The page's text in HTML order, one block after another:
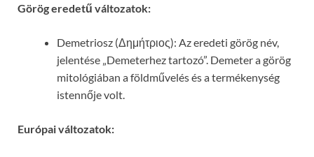
Görög eredetű változatok:
Demetriosz (Δημήτριος): Az eredeti görög név,
jelentése „Demeterhez tartozó”. Demeter a görög
mitológiában a földművelés és a termékenység
istennője volt.
Európai változatok: